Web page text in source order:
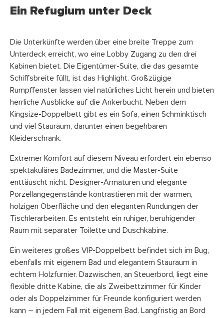
Ein Refugium unter Deck
Die Unterkünfte werden über eine breite Treppe zum
Unterdeck erreicht, wo eine Lobby Zugang zu den drei
Kabinen bietet. Die Eigentümer-Suite, die das gesamte
Schiffsbreite füllt, ist das Highlight. Großzügige
Rumpffenster lassen viel natürliches Licht herein und bieten
herrliche Ausblicke auf die Ankerbucht. Neben dem
Kingsize-Doppelbett gibt es ein Sofa, einen Schminktisch
und viel Stauraum, darunter einen begehbaren
Kleiderschrank.
Extremer Komfort auf diesem Niveau erfordert ein ebenso
spektakuläres Badezimmer, und die Master-Suite
enttäuscht nicht. Designer-Armaturen und elegante
Porzellangegenstände kontrastieren mit der warmen,
holzigen Oberfläche und den eleganten Rundungen der
Tischlerarbeiten. Es entsteht ein ruhiger, beruhigender
Raum mit separater Toilette und Duschkabine.
Ein weiteres großes VIP-Doppelbett befindet sich im Bug,
ebenfalls mit eigenem Bad und elegantem Stauraum in
echtem Holzfurnier. Dazwischen, an Steuerbord, liegt eine
flexible dritte Kabine, die als Zweibettzimmer für Kinder
oder als Doppelzimmer für Freunde konfiguriert werden
kann – in jedem Fall mit eigenem Bad. Langfristig an Bord